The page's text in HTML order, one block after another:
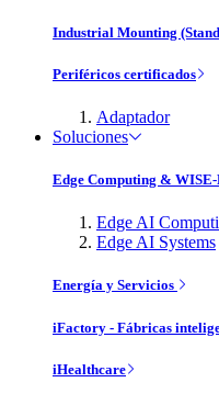
Industrial Mounting
Periféricos certificados
Adaptador
Soluciones
Edge Computing & WISE-
Edge AI
Edge AI Systems
Energía y Servicios
iFactory - Fábricas
iHealthcare